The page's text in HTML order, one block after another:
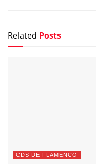
Related Posts
CDS DE FLAMENCO